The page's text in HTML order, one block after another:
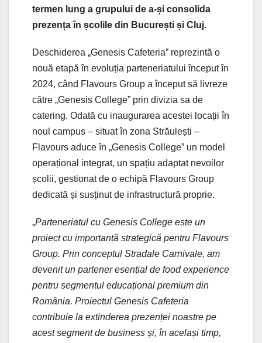
termen lung a grupului de a-și consolida
prezența în școlile din București și Cluj.
Deschiderea „Genesis Cafeteria” reprezintă o
nouă etapă în evoluția parteneriatului început în
2024, când Flavours Group a început să livreze
către „Genesis College” prin divizia sa de
catering. Odată cu inaugurarea acestei locații în
noul campus – situat în zona Străulești –
Flavours aduce în „Genesis College” un model
operațional integrat, un spațiu adaptat nevoilor
școlii, gestionat de o echipă Flavours Group
dedicată și susținut de infrastructură proprie.
„Parteneriatul cu Genesis College este un
proiect cu importanță strategică pentru Flavours
Group. Prin conceptul Stradale Carnivale, am
devenit un partener esențial de food experience
pentru segmentul educațional premium din
România. Proiectul Genesis Cafeteria
contribuie la extinderea prezenței noastre pe
acest segment de business și, în același timp,